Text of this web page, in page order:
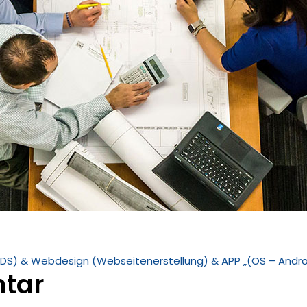
& Webdesign (Webseitenerstellung) & APP „(OS –